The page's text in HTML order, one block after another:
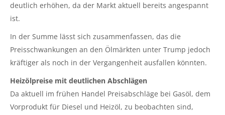
deutlich erhöhen, da der Markt aktuell bereits angespannt
ist.
In der Summe lässt sich zusammenfassen, das die
Preisschwankungen an den Ölmärkten unter Trump jedoch
kräftiger als noch in der Vergangenheit ausfallen könnten.
Heizölpreise mit deutlichen Abschlägen
Da aktuell im frühen Handel Preisabschläge bei Gasöl, dem
Vorprodukt für Diesel und Heizöl, zu beobachten sind,